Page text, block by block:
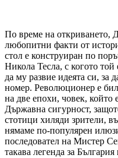
По време на откриването,
любопитни факти от
стол е конструиран по
Никола Тесла, с когото
да му развие идеята си, за
номер. Революционер е
на две епохи, човек, който
Държавна сигурност,
стотици хиляди зрители,
нямаме по-популярен
последовател на Мистер
такава легенда за